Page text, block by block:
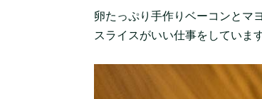
卵たっぷり手作りベーコンとマ
スライスがいい仕事をしています